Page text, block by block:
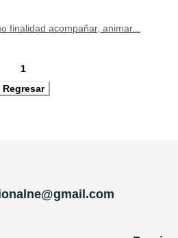
finalidad acompañar, animar...
1